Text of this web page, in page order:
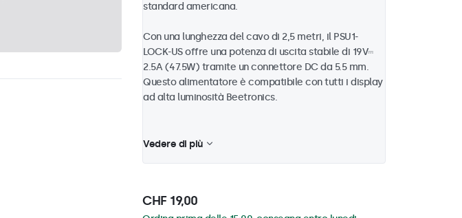
standard americana.
Con una lunghezza del cavo di 2,5 metri, il PSU1-
LOCK-US offre una potenza di uscita stabile di 19V⎓
2.5A (47.5W) tramite un connettore DC da 5.5 mm.
Questo alimentatore è compatibile con tutti i display
ad alta luminosità Beetronics.
Vedere di più
CHF 19,00